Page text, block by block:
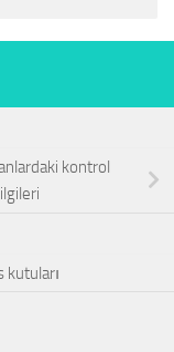
kontrol
kutuları